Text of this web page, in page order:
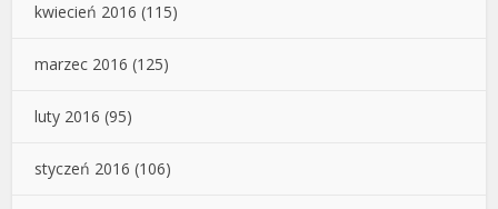
kwiecień 2016 (115)
marzec 2016 (125)
luty 2016 (95)
styczeń 2016 (106)